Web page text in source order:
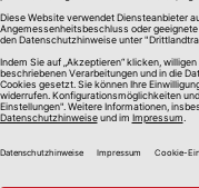
Profi-Handschleifer
ca. 178 x 86 mm